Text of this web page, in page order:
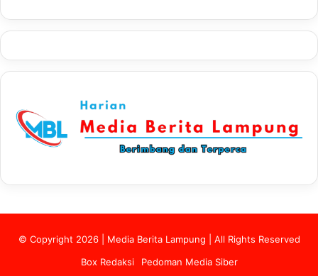
© Copyright 2026 | Media Berita Lampung | All Rights Reserved
Box Redaksi
Pedoman Media Siber